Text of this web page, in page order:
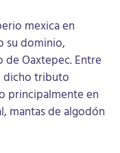
mexica en
su dominio,
Oaxtepec. Entre
dicho tributo
principalmente en
mantas de algodón